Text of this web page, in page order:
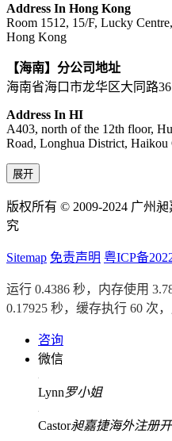
Address In Hong Kong
Room 1512, 15/F, Lucky
Hong Kong
【海南】分公司地址
海南省海口市龙华区大同路
Address In HI
A403, north of the 12th floor,
Road, Longhua District, Haikou
展开
版权所有 © 2009-2024 广州
究
Sitemap 免责声明 粤ICP备
运行 0.4386 秒，内存使用
0.17925 秒，缓存执行 60 次
咨询
微信
Lynn罗小姐
Castor昶嘉捷海外注册